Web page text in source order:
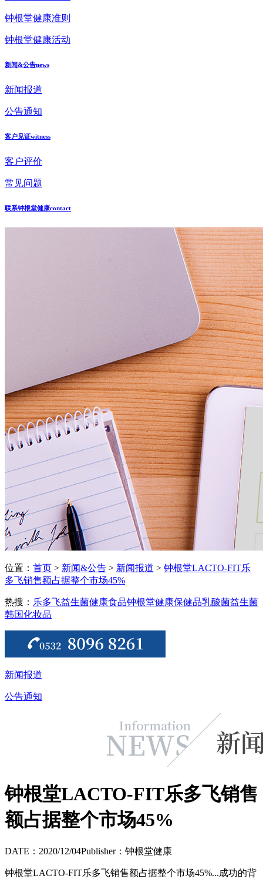
钟根堂健康准则
钟根堂健康活动
新闻&公告news
新闻报道
公告通知
客户见证witness
客户评价
常见问题
联系钟根堂健康contact
位置： 首页 > 新闻&公告 > 新闻报道 > 钟根堂LACTO-FIT乐
多飞销售额占据整个市场45%
热搜： 乐多飞益生菌健康食品钟根堂健康保健品乳酸菌益生菌
韩国化妆品
新闻报道
公告通知
钟根堂LACTO-FIT乐多飞销售
额占据整个市场45%
DATE：2020/12/04Publisher：钟根堂健康
钟根堂LACTO-FIT乐多飞销售额占据整个市场45%...成功的背